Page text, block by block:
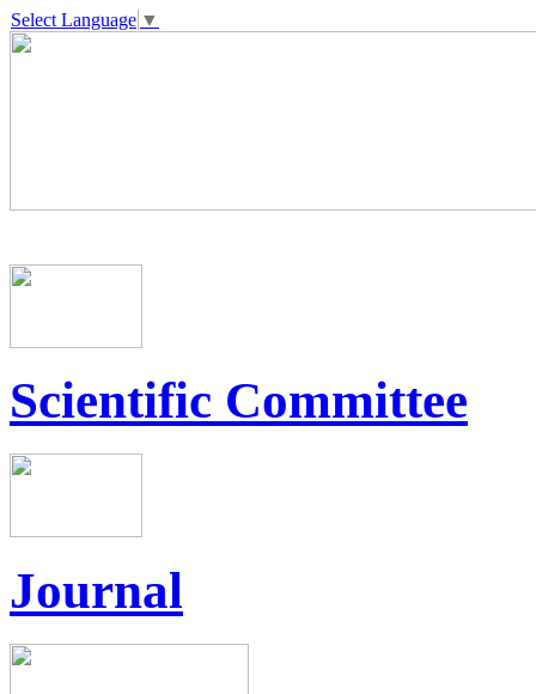
Select Language ▼
Scientific Committee
Journal